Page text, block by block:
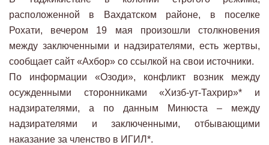
расположенной в Вахдатском районе, в поселке
Рохати, вечером 19 мая произошли столкновения
между заключенными и надзирателями, есть жертвы,
сообщает сайт «Ахбор» со ссылкой на свои источники.
По информации «Озоди», конфликт возник между
осужденными сторонниками «Хизб-ут-Тахрир»* и
надзирателями, а по данным Минюста – между
надзирателями и заключенными, отбывающими
наказание за членство в ИГИЛ*.